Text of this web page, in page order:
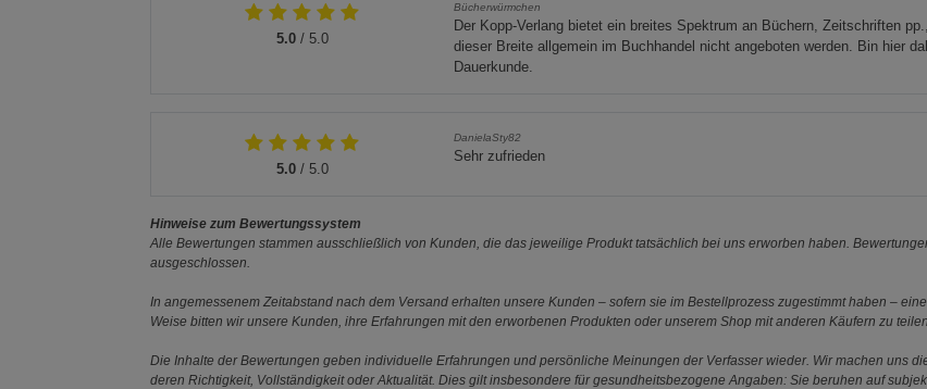
5.0/ 5.0
Bücherwürmchen
Der Kopp-Verlang bietet ein breites Spektrum an Büchern, Zeitschriften
dieser Breite allgemein im Buchhandel nicht angeboten werden. Bin hier
Dauerkunde.
5.0/ 5.0
DanielaSty82
Sehr zufrieden
Hinweise zum Bewertungssystem
Alle Bewertungen stammen ausschließlich von Kunden, die das jeweilige Produkt tatsächlich bei uns erworben haben.
ausgeschlossen.
In angemessenem Zeitabstand nach dem Versand erhalten unsere Kunden – sofern sie im Bestellprozess zugestimmt haben –
Weise bitten wir unsere Kunden, ihre Erfahrungen mit den erworbenen Produkten oder unserem Shop mit anderen Käufern zu teilen.
Die Inhalte der Bewertungen geben individuelle Erfahrungen und persönliche Meinungen der Verfasser wieder. Wir machen uns
deren Richtigkeit, Vollständigkeit oder Aktualität. Dies gilt insbesondere für gesundheitsbezogene Angaben: Sie beruhen auf